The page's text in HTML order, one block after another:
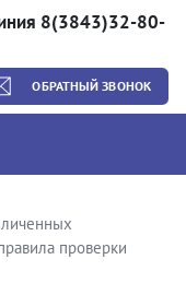
8(3843)32-80-
ОБРАТНЫЙ ЗВОНОК
проверки